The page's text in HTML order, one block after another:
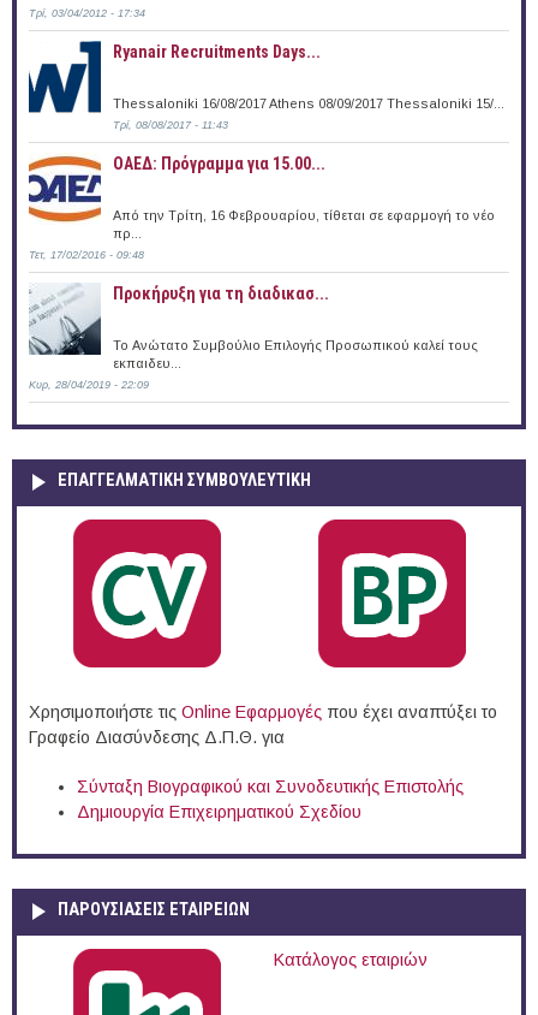
Τρί, 03/04/2012 - 17:34
Ryanair Recruitments Days...
Thessaloniki 16/08/2017 Athens 08/09/2017 Thessaloniki 15/...
Τρί, 08/08/2017 - 11:43
ΟΑΕΔ: Πρόγραμμα για 15.00...
Από την Τρίτη, 16 Φεβρουαρίου, τίθεται σε εφαρμογή το νέο
πρ...
Τετ, 17/02/2016 - 09:48
Προκήρυξη για τη διαδικασ...
Το Ανώτατο Συμβούλιο Επιλογής Προσωπικού καλεί τους
εκπαιδευ...
Κυρ, 28/04/2019 - 22:09
ΕΠΑΓΓΕΛΜΑΤΙΚΉ ΣΥΜΒΟΥΛΕΥΤΙΚΉ
Χρησιμοποιήστε τις Online Eφαρμογές που έχει αναπτύξει το
Γραφείο Διασύνδεσης Δ.Π.Θ. για
Σύνταξη Βιογραφικού και Συνοδευτικής Επιστολής
Δημιουργία Επιχειρηματικού Σχεδίου
ΠΑΡΟΥΣΙΆΣΕΙΣ ΕΤΑΙΡΕΙΏΝ
Κατάλογος εταιριών